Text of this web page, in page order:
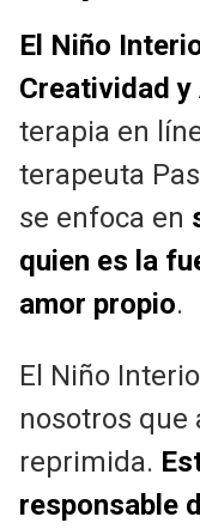
El Niño
Creatividad
terapia en
terapeuta
se enfoca en
quien es la
amor propio.
El Niño
nosotros que
reprimida.
responsable